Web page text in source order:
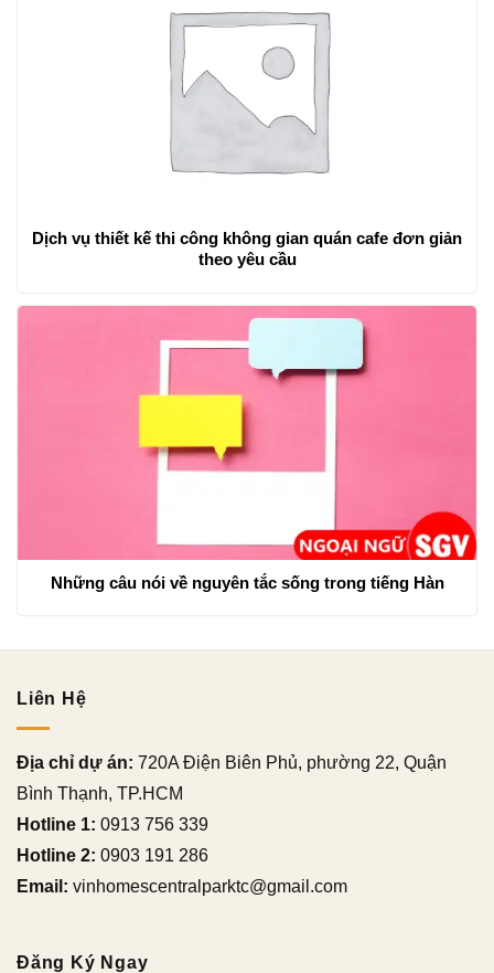
Dịch vụ thiết kế thi công không gian quán cafe đơn giản
theo yêu cầu
Những câu nói về nguyên tắc sống trong tiếng Hàn
Liên Hệ
Địa chỉ dự án: 720A Điện Biên Phủ, phường 22, Quận
Bình Thạnh, TP.HCM
Hotline 1: 0913 756 339
Hotline 2: 0903 191 286
Email: vinhomescentralparktc@gmail.com
Đăng Ký Ngay